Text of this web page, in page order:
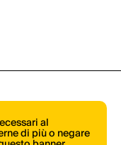
al
di più o negare